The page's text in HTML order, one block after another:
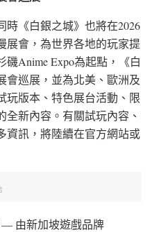
時《白銀之城》也將在2026
展會，為世界各地的玩家提
Anime Expo為起點，《白
會巡展，並為北美、歐洲及
玩版本、特色展台活動、限
新內容。有關試玩內容、
資訊，將陸續在官方網站或
— 由新加坡遊戲品牌